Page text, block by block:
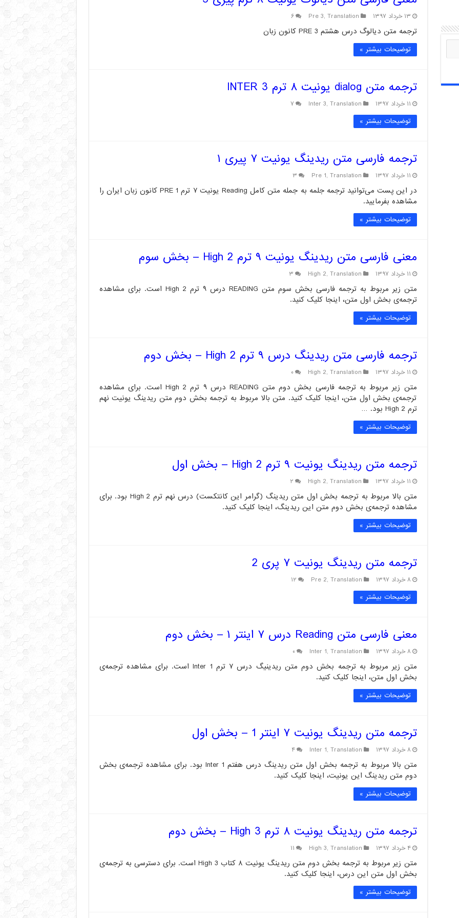
۱۳ خرداد ۱۳۹۷ Pre 3, Translation ۶
ترجمه متن دیالوگ درس هشتم PRE 3 کانون زبان
توضیحات بیشتر »
ترجمه متن dialog یونیت ۸ ترم INTER 3
۱۱ خرداد ۱۳۹۷ Inter 3, Translation ۷
توضیحات بیشتر »
ترجمه فارسی متن ریدینگ یونیت ۷ پیری ۱
۱۱ خرداد ۱۳۹۷ Pre 1, Translation ۳
در این پست می‌توانید ترجمه جلمه به جمله متن کامل Reading یونیت ۷ ترم PRE 1 کانون زبان ایران را
مشاهده بفرمایید.
توضیحات بیشتر »
معنی فارسی متن ریدینگ یونیت ۹ ترم High 2 – بخش سوم
۱۱ خرداد ۱۳۹۷ High 2, Translation ۳
متن زیر مربوط به ترجمه فارسی بخش سوم متن READING درس ۹ ترم High 2 است. برای مشاهده
ترجمه‌ی بخش اول متن، اینجا کلیک کنید.
توضیحات بیشتر »
ترجمه فارسی متن ریدینگ درس ۹ ترم High 2 – بخش دوم
۱۱ خرداد ۱۳۹۷ High 2, Translation ۰
متن زیر مربوط به ترجمه فارسی بخش دوم متن READING درس ۹ ترم High 2 است. برای مشاهده
ترجمه‌ی بخش اول متن، اینجا کلیک کنید. متن بالا مربوط به ترجمه بخش دوم متن ریدینگ یونیت نهم
ترم High 2 بود. …
توضیحات بیشتر »
ترجمه متن ریدینگ یونیت ۹ ترم High 2 – بخش اول
۱۱ خرداد ۱۳۹۷ High 2, Translation ۲
متن بالا مربوط به ترجمه بخش اول متن ریدینگ (گرامر این کانتکست) درس نهم ترم High 2 بود. برای
مشاهده ترجمه‌ی بخش دوم متن این ریدینگ، اینجا کلیک کنید.
توضیحات بیشتر »
ترجمه متن ریدینگ یونیت ۷ پری 2
۸ خرداد ۱۳۹۷ Pre 2, Translation ۱۲
توضیحات بیشتر »
معنی فارسی متن Reading درس ۷ اینتر ۱ – بخش دوم
۸ خرداد ۱۳۹۷ Inter 1, Translation ۰
متن زیر مربوط به ترجمه بخش دوم متن ریدینیگ درس ۷ ترم Inter 1 است. برای مشاهده ترجمه‌ی
بخش اول متن، اینجا کلیک کنید.
توضیحات بیشتر »
ترجمه متن ریدینگ یونیت ۷ اینتر 1 – بخش اول
۸ خرداد ۱۳۹۷ Inter 1, Translation ۴
متن بالا مربوط به ترجمه بخش اول متن ریدینگ درس هفتم Inter 1 بود. برای مشاهده ترجمه‌ی بخش
دوم متن ریدینگ این یونیت، اینجا کلیک کنید.
توضیحات بیشتر »
ترجمه متن ریدینگ یونیت ۸ ترم High 3 – بخش دوم
۴ خرداد ۱۳۹۷ High 3, Translation ۱۱
متن زیر مربوط به ترجمه بخش دوم متن ریدینگ یونیت ۸ کتاب High 3‌ است. برای دسترسی به ترجمه‌ی
بخش اول متن این درس، اینجا کلیک کنید.
توضیحات بیشتر »